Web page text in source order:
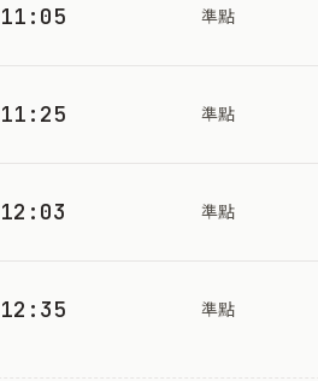
11:05 準點
11:25 準點
12:03 準點
12:35 準點